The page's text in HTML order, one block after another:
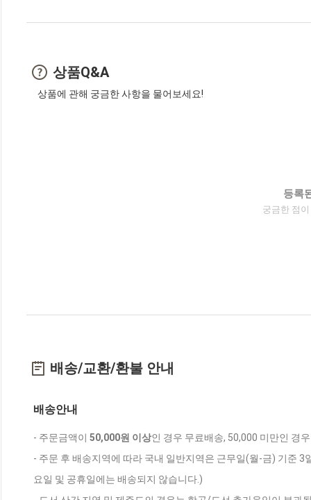
상품Q&A
상품에 관해 궁금한 사항을 물어보세요!
등록
궁금한 점
배송/교환/환불 안내
배송안내
- 주문금액이 50,000원 이상인 경우 무료배송, 50,000 미만인 경
- 주문 후 배송지역에 따라 국내 일반지역은 근무일(월-금) 기준
요일 및 공휴일에는 배송되지 않습니다.)